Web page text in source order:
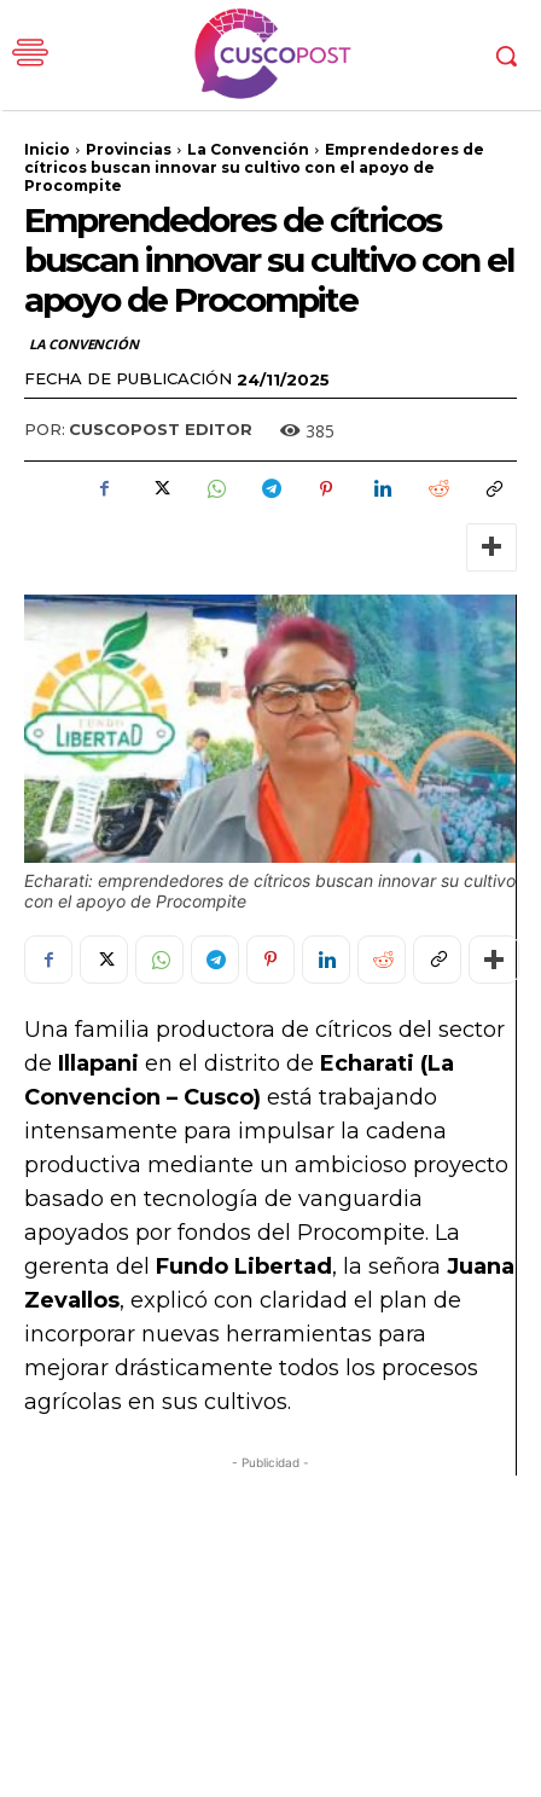
Inicio Provincias La Convención
Emprendedores de
cítricos buscan innovar su cultivo con el apoyo de
Procompite
Emprendedores de cítricos
buscan innovar su cultivo con el
apoyo de Procompite
LA CONVENCIÓN
FECHA DE PUBLICACIÓN 24/11/2025
POR: CUSCOPOST EDITOR 385
Echarati: emprendedores de cítricos buscan innovar su cultivo
con el apoyo de Procompite
Una familia productora de cítricos del sector
de Illapani en el distrito de Echarati (La
Convencion – Cusco) está trabajando
intensamente para impulsar la cadena
productiva mediante un ambicioso proyecto
basado en tecnología de vanguardia
apoyados por fondos del Procompite. La
gerenta del Fundo Libertad , la señora Juana
Zevallos, explicó con claridad el plan de
incorporar nuevas herramientas para
mejorar drásticamente todos los procesos
agrícolas en sus cultivos.
- Publicidad -